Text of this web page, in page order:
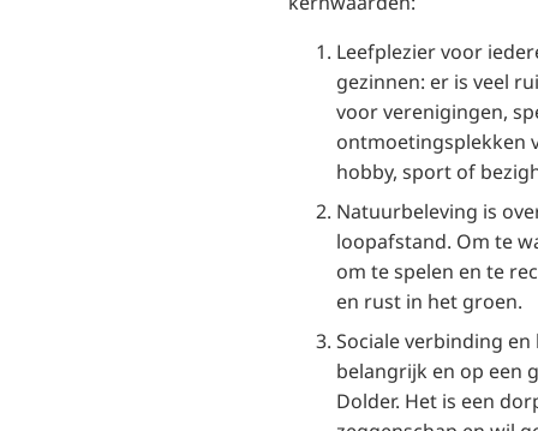
Leefplezier voor
gezinnen: er is veel
voor verenigingen,
ontmoetingsplekken
hobby, sport of
Natuurbeleving is
loopafstand. Om te
om te spelen en te
en rust in het groen.
Sociale verbinding
belangrijk en op een
Dolder. Het is een